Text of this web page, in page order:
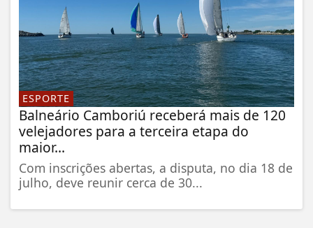
ESPORTE
Balneário Camboriú receberá mais de 120
velejadores para a terceira etapa do
maior...
Com inscrições abertas, a disputa, no dia 18 de
julho, deve reunir cerca de 30...